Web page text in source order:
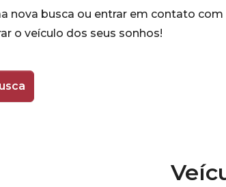
nova busca ou entrar em contato com
o veículo dos seus sonhos!